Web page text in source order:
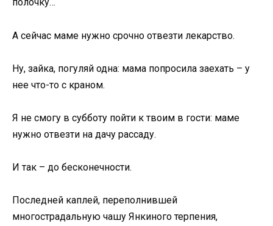
полочку…
А сейчас маме нужно срочно отвезти лекарство.
Ну, зайка, погуляй одна: мама попросила заехать – у
нее что-то с краном.
Я не смогу в субботу пойти к твоим в гости: маме
нужно отвезти на дачу рассаду.
И так – до бесконечности.
Последней каплей, переполнившей
многострадальную чашу Янкиного терпения,